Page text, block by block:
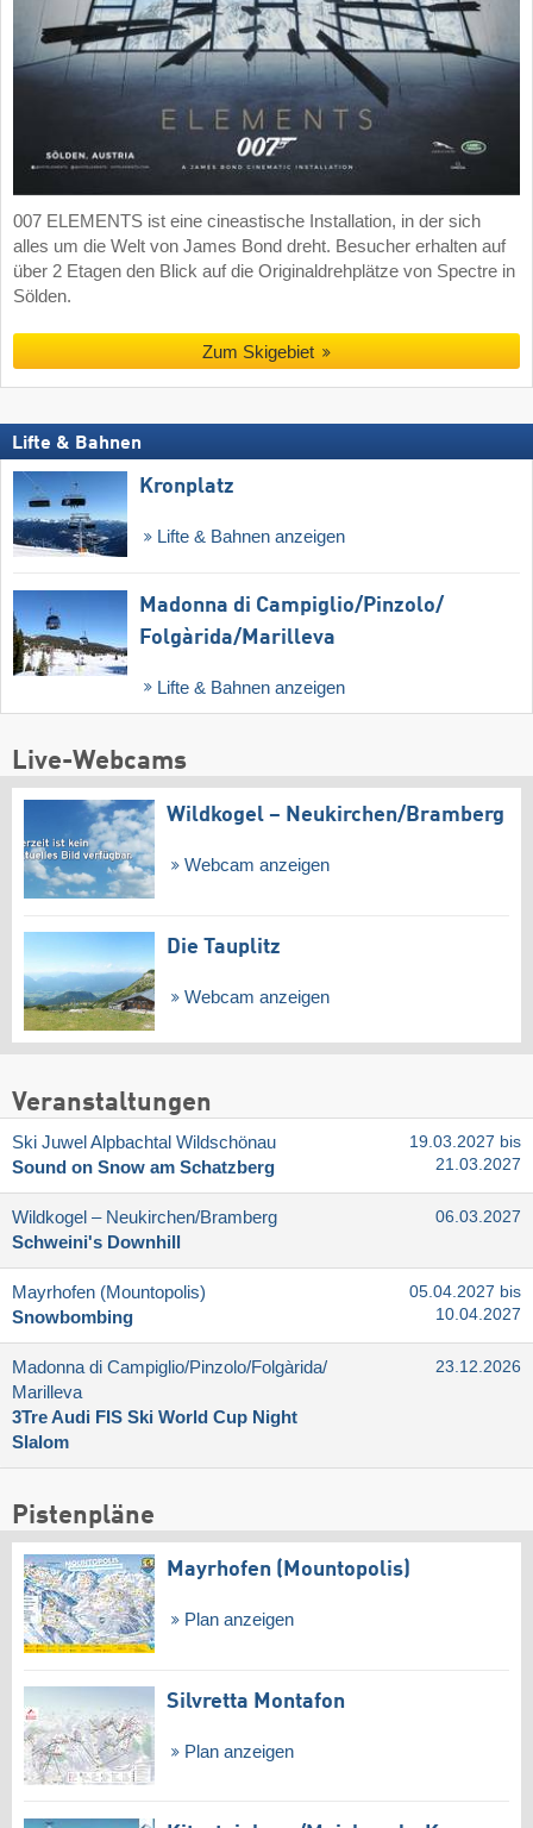
007 ELEMENTS ist eine cineastische Installation, in der sich
alles um die Welt von James Bond dreht. Besucher erhalten auf
über 2 Etagen den Blick auf die Originaldrehplätze von Spectre in
Sölden.
Zum Skigebiet
Lifte & Bahnen
Kronplatz
Lifte & Bahnen anzeigen
Madonna di Campiglio/​Pinzolo/​
Folgàrida/​Marilleva
Lifte & Bahnen anzeigen
Live-Webcams
Wildkogel – Neukirchen/​Bramberg
Webcam anzeigen
Die Tauplitz
Webcam anzeigen
Veranstaltungen
Ski Juwel Alpbachtal Wildschönau
Sound on Snow am Schatzberg
19.03.2027 bis
21.03.2027
Wildkogel – Neukirchen/​Bramberg
Schweini's Downhill
06.03.2027
Mayrhofen (Mountopolis)
Snowbombing
05.04.2027 bis
10.04.2027
Madonna di Campiglio/​Pinzolo/​Folgàrida/​
Marilleva
3Tre Audi FIS Ski World Cup Night
Slalom
23.12.2026
Pistenpläne
Mayrhofen (Mountopolis)
Plan anzeigen
Silvretta Montafon
Plan anzeigen